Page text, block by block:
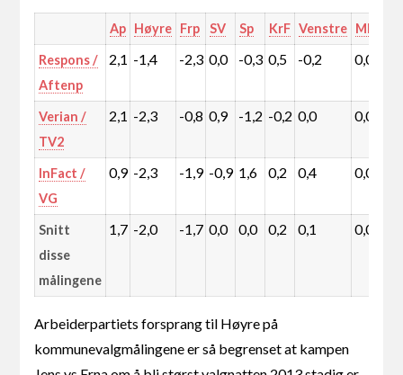
Ap Høyre Frp SV Sp KrF Venstre MDG
Respons /
Aftenp
2,1 -1,4 -2,3 0,0 -0,3 0,5 -0,2 0,0
Verian /
TV2
2,1 -2,3 -0,8 0,9 -1,2 -0,2 0,0 0,0
InFact /
VG
0,9 -2,3 -1,9 -0,9 1,6 0,2 0,4 0,0
Snitt
disse
målingene
1,7 -2,0 -1,7 0,0 0,0 0,2 0,1 0,0
Arbeiderpartiets forsprang til Høyre på
kommunevalgmålingene er så begrenset at kampen